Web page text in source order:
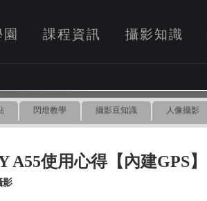
課程資訊 攝影知識
閃燈教學 攝影豆知識 人像攝影
A55使用心得【內建GPS】
影